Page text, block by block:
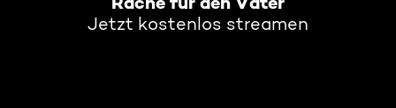
Jetzt kostenlos streamen